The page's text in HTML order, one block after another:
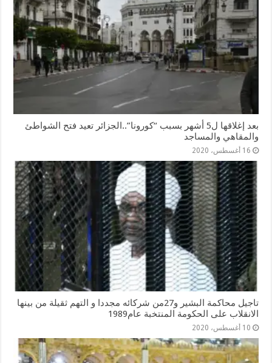
بعد إغلاقها ل5 أشهر بسبب “كورونا”..الجزائر تعيد فتح الشواطئ
والمقاهي والمساجد
16 أغسطس، 2020
تاجيل محاكمة البشير و27من شركائه مجددا و التهم ثقيلة من بينها
الانقلاب على الحكومة المنتخبة عام1989
10 أغسطس، 2020